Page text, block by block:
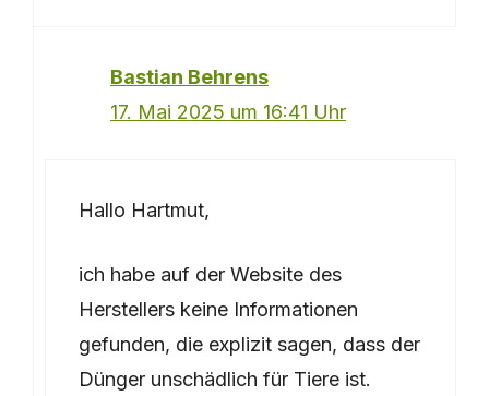
Bastian Behrens
17. Mai 2025 um 16:41 Uhr
Hallo Hartmut,
ich habe auf der Website des
Herstellers keine Informationen
gefunden, die explizit sagen, dass der
Dünger unschädlich für Tiere ist.